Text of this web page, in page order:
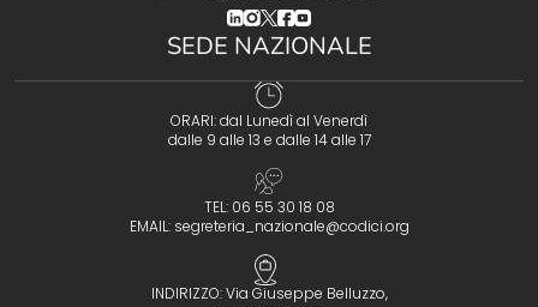
(opens in a new tab)
(opens in a new tab)
(opens in a new tab)
(opens in a new tab)
(opens in a new tab)
SEDE NAZIONALE
ORARI: dal Lunedì al Venerdì
dalle 9 alle 13 e dalle 14 alle 17
TEL: 06 55 30 18 08
EMAIL: segreteria_nazionale@codici.org
INDIRIZZO: Via Giuseppe Belluzzo,